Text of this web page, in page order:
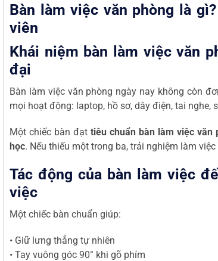
Bàn làm việc văn phòng là
viên
Khái niệm bàn làm việc văn
đại
Bàn làm việc văn phòng ngày nay không còn
mọi hoạt động: laptop, hồ sơ, dây điện, tai
Một chiếc bàn đạt tiêu chuẩn bàn làm việc văn
học. Nếu thiếu một trong ba, trải nghiệm làm
Tác động của bàn làm việc
việc
Một chiếc bàn chuẩn giúp:
• Giữ lưng thẳng tự nhiên
• Tay vuông góc 90° khi gõ phím